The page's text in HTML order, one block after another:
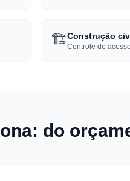
🏗️Construção
Controle de
do